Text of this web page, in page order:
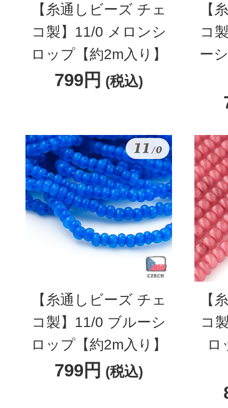
【糸通しビーズ チェ
コ製】11/0 メロンシ
ロップ【約2m入り】
799円 (税込)
【
コ
ー
【糸通しビーズ チェ
コ製】11/0 ブルーシ
ロップ【約2m入り】
799円 (税込)
【
コ
ロ